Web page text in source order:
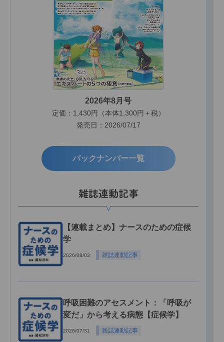
2026年8月号
定価：1,430円（本体1,300円＋税）
発売日：2026/07/17
バックナンバー一覧
雑誌連動記事
【連載まとめ】ナースのための症候
学
2026/08/03 雑誌連動記事
呼吸困難のアセスメント：「呼吸が
変だ」から考える病態【症候学】
2026/07/31 雑誌連動記事